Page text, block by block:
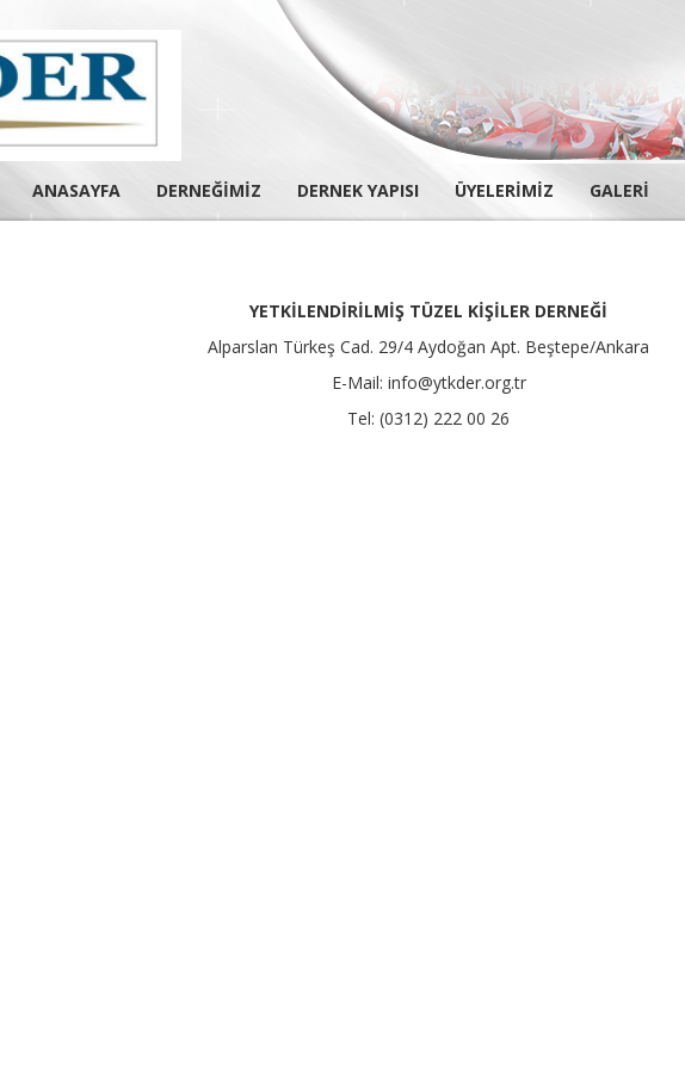
ANASAYFA DERNEĞİMİZ DERNEK YAPISI ÜYELERİMİZ GALERİ
YETKİLENDİRİLMİŞ TÜZEL KİŞİLER DERNEĞİ
Alparslan Türkeş Cad. 29/4 Aydoğan Apt. Beştepe/Ankara
E-Mail: info@ytkder.org.tr
Tel: (0312) 222 00 26